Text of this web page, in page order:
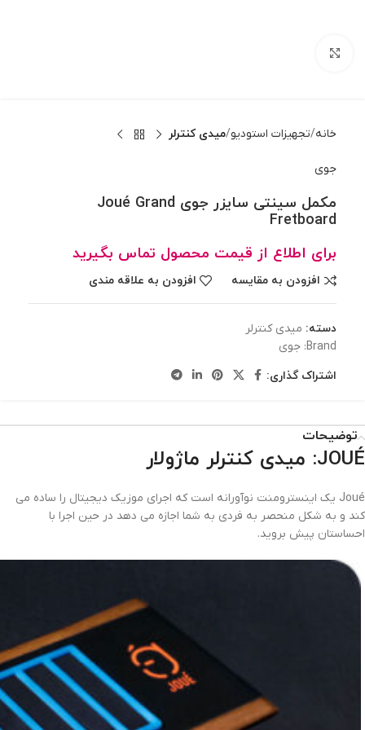
خانه تجهیزات استودیو میدی کنترلر
جوی
مکمل سینتی سایزر جوی Joué Grand
Fretboard
برای اطلاع از قیمت محصول تماس بگیرید
افزودن به مقایسه افزودن به علاقه مندی
دسته: میدی کنترلر
Brand: جوی
اشتراک گذاری:
توضیحات
JOUÉ: میدی کنترلر ماژولار
Joué یک اینسترومنت نوآورانه است که اجرای موزیک دیجیتال را ساده می
کند و به شکل منحصر به فردی به شما اجازه می دهد در حین اجرا با
احساستان پیش بروید.